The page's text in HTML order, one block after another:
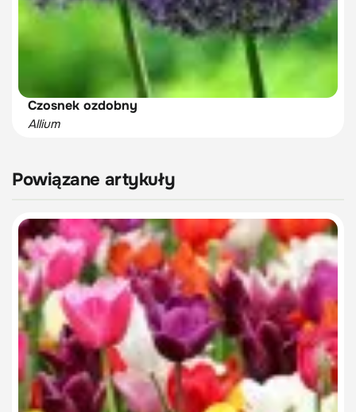
Czosnek ozdobny
Allium
Powiązane artykuły